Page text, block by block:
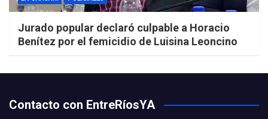
Jurado popular declaró culpable a Horacio
Benítez por el femicidio de Luisina Leoncino
Contacto con EntreRíosYA